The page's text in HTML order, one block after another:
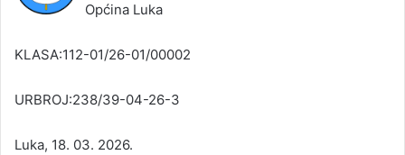
Općina Luka
KLASA:112-01/26-01/00002
URBROJ:238/39-04-26-3
Luka, 18. 03. 2026.